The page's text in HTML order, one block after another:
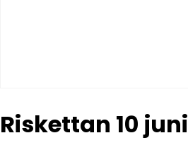
Riskettan 10 juni